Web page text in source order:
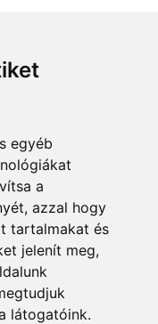
egyéb
a
azzal hogy
tartalmakat és
jelenít meg,
látogatóink.